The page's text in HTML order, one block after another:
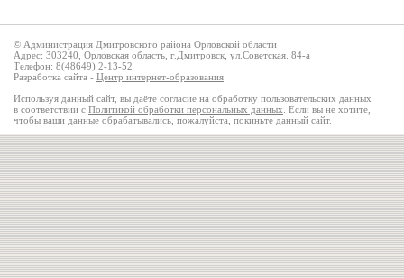
© Администрация Дмитровского района Орловской области
Адрес: 303240, Орловская область, г.Дмитровск, ул.Советская. 84-а
Телефон: 8(48649) 2-13-52
Разработка сайта - Центр интернет-образования
Используя данный сайт, вы даёте согласие на обработку пользовательских данных
в соответствии с Политикой обработки персональных данных . Если вы не хотите,
чтобы ваши данные обрабатывались, пожалуйста, покиньте данный сайт.